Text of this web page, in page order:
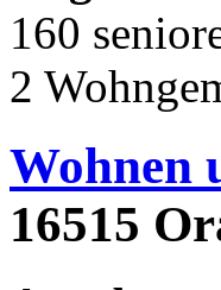
160
2
Wohnen
16515